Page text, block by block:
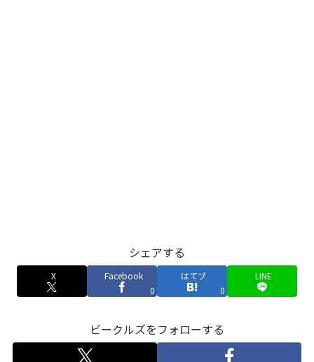
シェアする
X
Facebook
0
はてブ
0
LINE
ビークルズをフォローする